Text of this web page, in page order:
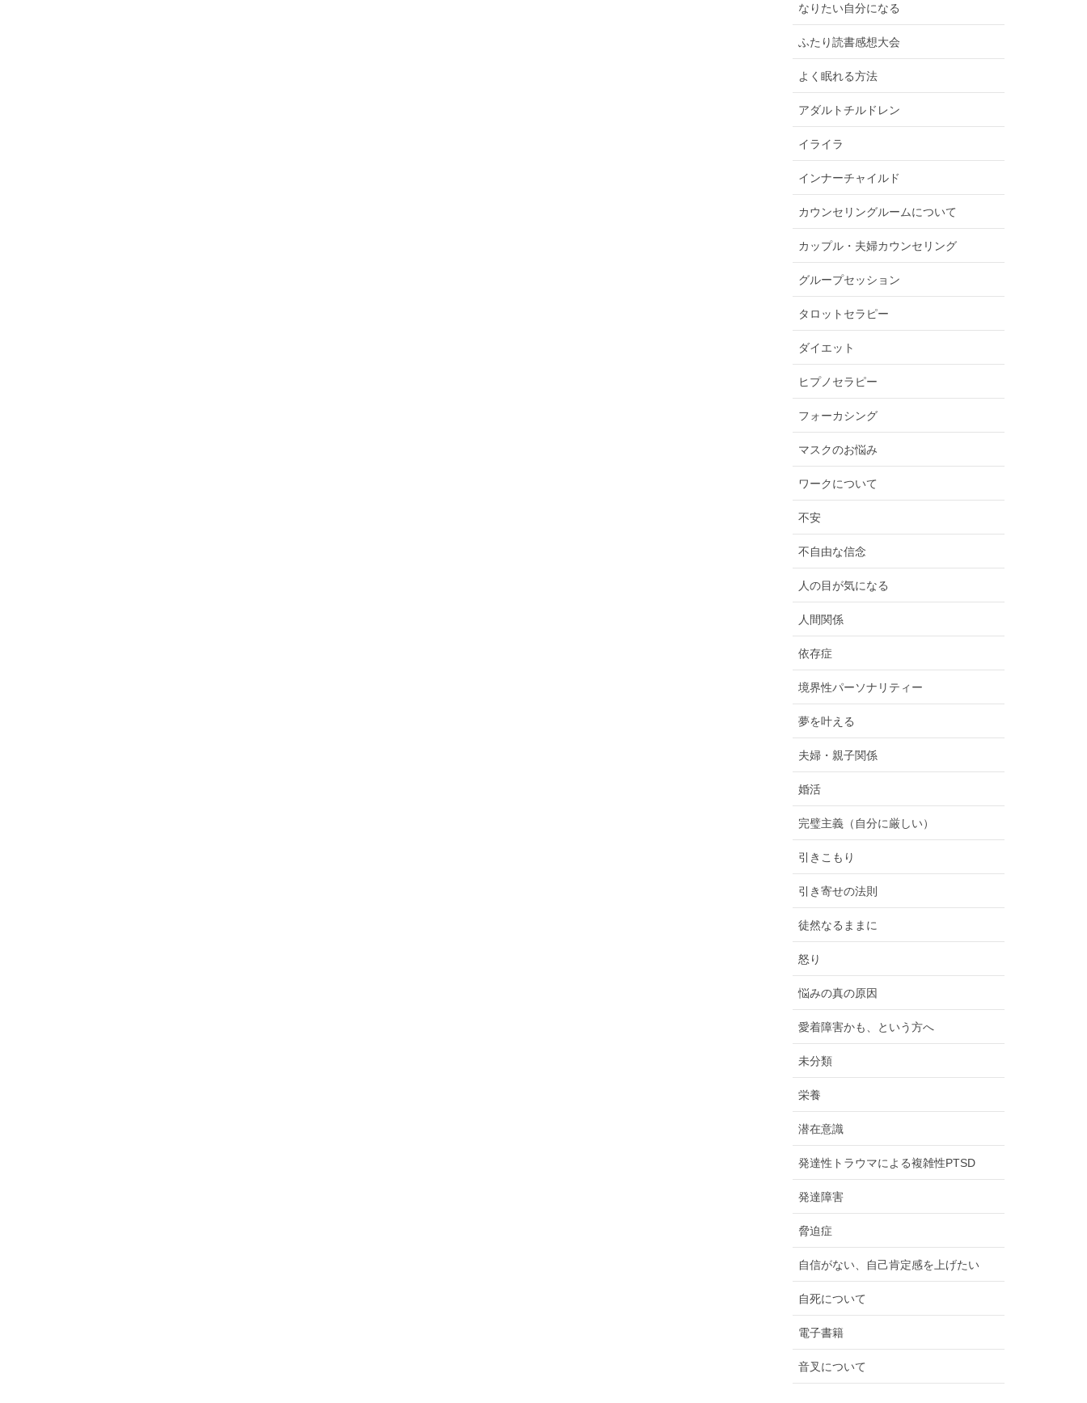
なりたい自分になる
ふたり読書感想大会
よく眠れる方法
アダルトチルドレン
イライラ
インナーチャイルド
カウンセリングルームについて
カップル・夫婦カウンセリング
グループセッション
タロットセラピー
ダイエット
ヒプノセラピー
フォーカシング
マスクのお悩み
ワークについて
不安
不自由な信念
人の目が気になる
人間関係
依存症
境界性パーソナリティー
夢を叶える
夫婦・親子関係
婚活
完璧主義（自分に厳しい）
引きこもり
引き寄せの法則
徒然なるままに
怒り
悩みの真の原因
愛着障害かも、という方へ
未分類
栄養
潜在意識
発達性トラウマによる複雑性PTSD
発達障害
脅迫症
自信がない、自己肯定感を上げたい
自死について
電子書籍
音叉について